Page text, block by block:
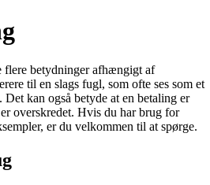
flere betydninger afhængigt af
til en slags fugl, som ofte ses som et
kan også betyde at en betaling er
overskredet. Hvis du har brug for
er du velkommen til at spørge.